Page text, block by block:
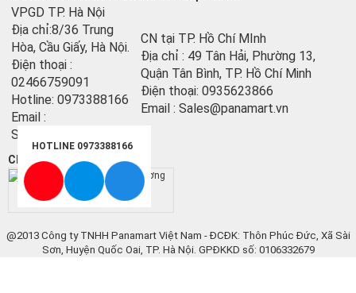
VPGD TP. Hà Nội
Địa chỉ:8/36 Trung
Hòa, Cầu Giấy, Hà Nội.
Điện thoại :
02466759091
Hotline: 0973388166
Email :
Sales@panamart.vn
CN tại TP. Hồ Chí MInh
Địa chỉ : 49 Tân Hải, Phường 13,
Quận Tân Bình, TP. Hồ Chí Minh
Điện thoại: 0935623866
Email : Sales@panamart.vn
Chứng nhận:
@2013 Công ty TNHH Panamart Việt Nam - ĐCĐK: Thôn Phúc Đức, Xã Sài
Sơn, Huyện Quốc Oai, TP. Hà Nội. GPĐKKD số: 0106332679
HOTLINE 0973388166